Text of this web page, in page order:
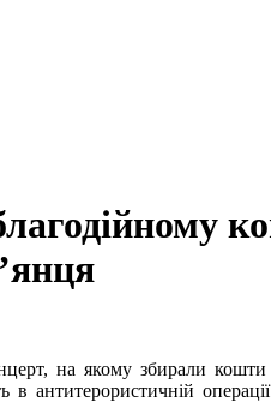
на якому збирали кошти